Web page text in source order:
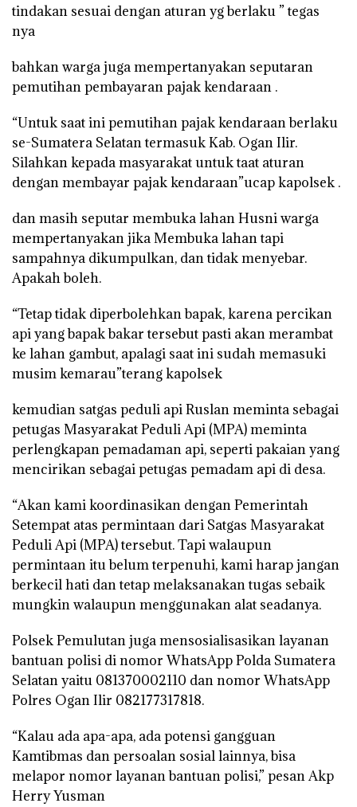
tindakan sesuai dengan aturan yg berlaku ” tegas
nya
bahkan warga juga mempertanyakan seputaran
pemutihan pembayaran pajak kendaraan .
“Untuk saat ini pemutihan pajak kendaraan berlaku
se-Sumatera Selatan termasuk Kab. Ogan Ilir.
Silahkan kepada masyarakat untuk taat aturan
dengan membayar pajak kendaraan”ucap kapolsek .
dan masih seputar membuka lahan Husni warga
mempertanyakan jika Membuka lahan tapi
sampahnya dikumpulkan, dan tidak menyebar.
Apakah boleh.
“Tetap tidak diperbolehkan bapak, karena percikan
api yang bapak bakar tersebut pasti akan merambat
ke lahan gambut, apalagi saat ini sudah memasuki
musim kemarau”terang kapolsek
kemudian satgas peduli api Ruslan meminta sebagai
petugas Masyarakat Peduli Api (MPA) meminta
perlengkapan pemadaman api, seperti pakaian yang
mencirikan sebagai petugas pemadam api di desa.
“Akan kami koordinasikan dengan Pemerintah
Setempat atas permintaan dari Satgas Masyarakat
Peduli Api (MPA) tersebut. Tapi walaupun
permintaan itu belum terpenuhi, kami harap jangan
berkecil hati dan tetap melaksanakan tugas sebaik
mungkin walaupun menggunakan alat seadanya.
Polsek Pemulutan juga mensosialisasikan layanan
bantuan polisi di nomor WhatsApp Polda Sumatera
Selatan yaitu 081370002110 dan nomor WhatsApp
Polres Ogan Ilir 082177317818.
“Kalau ada apa-apa, ada potensi gangguan
Kamtibmas dan persoalan sosial lainnya, bisa
melapor nomor layanan bantuan polisi,” pesan Akp
Herry Yusman